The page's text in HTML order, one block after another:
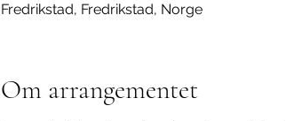
Fredrikstad, Fredrikstad, Norge
Om arrangementet